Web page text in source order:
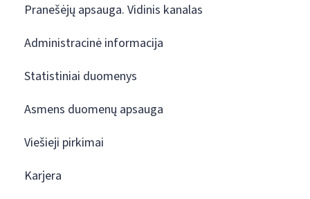
Pranešėjų apsauga. Vidinis kanalas
Administracinė informacija
Statistiniai duomenys
Asmens duomenų apsauga
Viešieji pirkimai
Karjera